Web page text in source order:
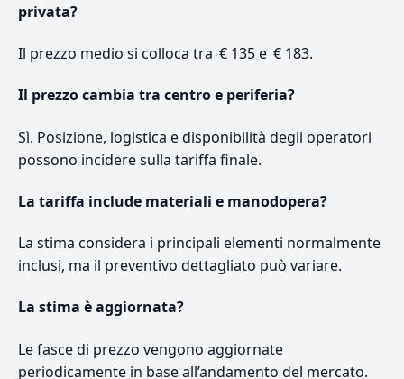
privata?
Il prezzo medio si colloca tra € 135 e € 183.
Il prezzo cambia tra centro e periferia?
Sì. Posizione, logistica e disponibilità degli operatori
possono incidere sulla tariffa finale.
La tariffa include materiali e manodopera?
La stima considera i principali elementi normalmente
inclusi, ma il preventivo dettagliato può variare.
La stima è aggiornata?
Le fasce di prezzo vengono aggiornate
periodicamente in base all’andamento del mercato.